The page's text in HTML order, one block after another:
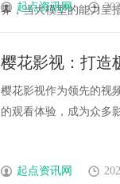
界，当大模型的能力呈
起点资讯网
樱花影视：打造
樱花影视作为领先的视
的观看体验，成为众多
起点资讯网